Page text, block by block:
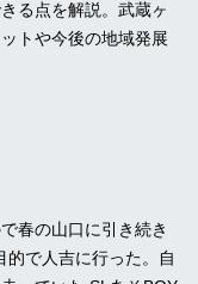
る点を解説。武蔵ヶ
トや今後の地域発展
春の山口に引き続き
的で人吉に行った。自